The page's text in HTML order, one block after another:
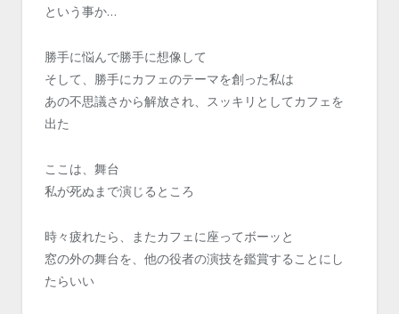
という事か…
勝手に悩んで勝手に想像して
そして、勝手にカフェのテーマを創った私は
あの不思議さから解放され、スッキリとしてカフェを
出た
ここは、舞台
私が死ぬまで演じるところ
時々疲れたら、またカフェに座ってボーッと
窓の外の舞台を、他の役者の演技を鑑賞することにし
たらいい